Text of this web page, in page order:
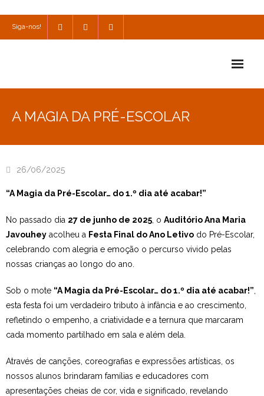
Siga-nos!
SPO
Contactos
A MAGIA DA PRÉ-ESCOLAR
26/06/2025
“A Magia da Pré-Escolar… do 1.º dia até acabar!”
No passado dia 27 de junho de 2025 , o Auditório Ana Maria
Javouhey acolheu a Festa Final do Ano Letivo do Pré-Escolar,
celebrando com alegria e emoção o percurso vivido pelas
nossas crianças ao longo do ano.
Sob o mote “A Magia da Pré-Escolar… do 1.º dia até acabar!”
esta festa foi um verdadeiro tributo à infância e ao crescimento,
refletindo o empenho, a criatividade e a ternura que marcaram
cada momento partilhado em sala e além dela.
Através de canções, coreografias e expressões artísticas, os
nossos alunos brindaram famílias e educadores com
apresentações cheias de cor, vida e significado, revelando